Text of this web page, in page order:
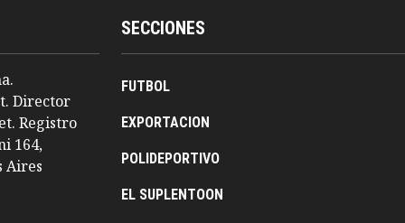
Director
Registro
164,
Aires
SECCIONES
FUTBOL
EXPORTACION
POLIDEPORTIVO
EL SUPLENTOON